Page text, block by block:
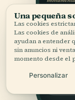
Una pequeña
Las cookies
Las cookies de
ayudan a entender
sin anuncios ni
momento desde el
Personalizar